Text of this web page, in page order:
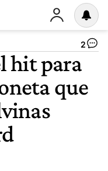
2
hit para
que